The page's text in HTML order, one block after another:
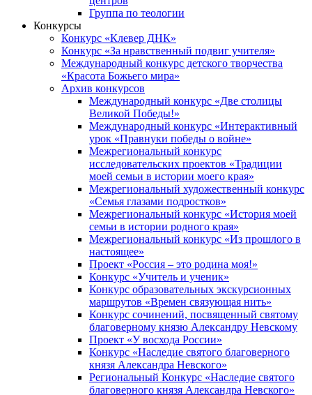
Группа по теологии
Конкурсы
Конкурс «Клевер ДНК»
Конкурс «За нравственный подвиг учителя»
Международный конкурс детского творчества
«Красота Божьего мира»
Архив конкурсов
Международный конкурс «Две столицы
Великой Победы!»
Международный конкурс «Интерактивный
урок «Правнуки победы о войне»
Межрегиональный конкурс
исследовательских проектов «Традиции
моей семьи в истории моего края»
Межрегиональный художественный конкурс
«Семья глазами подростков»
Межрегиональный конкурс «История моей
семьи в истории родного края»
Межрегиональный конкурс «Из прошлого в
настоящее»
Проект «Россия – это родина моя!»
Конкурс «Учитель и ученик»
Конкурс образовательных экскурсионных
маршрутов «Времен связующая нить»
Конкурс сочинений, посвященный святому
благоверному князю Александру Невскому
Проект «У восхода России»
Конкурс «Наследие святого благоверного
князя Александра Невского»
Региональный Конкурс «Наследие святого
благоверного князя Александра Невского»